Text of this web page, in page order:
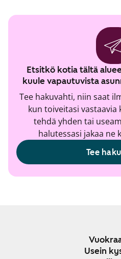
Etsitkö kotia tältä
kuule vapautuvista
Tee hakuvahti, niin saat
kun toiveitasi
tehdä yhden tai
halutessasi jakaa ne
Tee
Usein